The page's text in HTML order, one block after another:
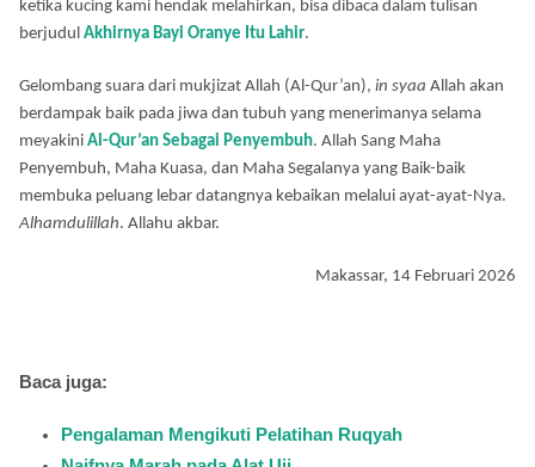
ketika kucing kami hendak melahirkan, bisa dibaca dalam tulisan
berjudul Akhirnya Bayi Oranye Itu Lahir.
Gelombang suara dari mukjizat Allah (Al-Qur’an), in syaa Allah akan
berdampak baik pada jiwa dan tubuh yang menerimanya selama
meyakini Al-Qur’an Sebagai Penyembuh. Allah Sang Maha
Penyembuh, Maha Kuasa, dan Maha Segalanya yang Baik-baik
membuka peluang lebar datangnya kebaikan melalui ayat-ayat-Nya.
Alhamdulillah. Allahu akbar.
Makassar, 14 Februari 2026
Baca juga:
Pengalaman Mengikuti Pelatihan Ruqyah